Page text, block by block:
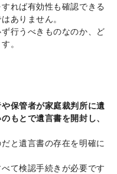
れば有効性も確認できる
ありません。
行うべきものなのか、ど
。
保管者が家庭裁判所に遺
もとで遺言書を開封し、
と遺言書の存在を明確に
て検認手続きが必要です